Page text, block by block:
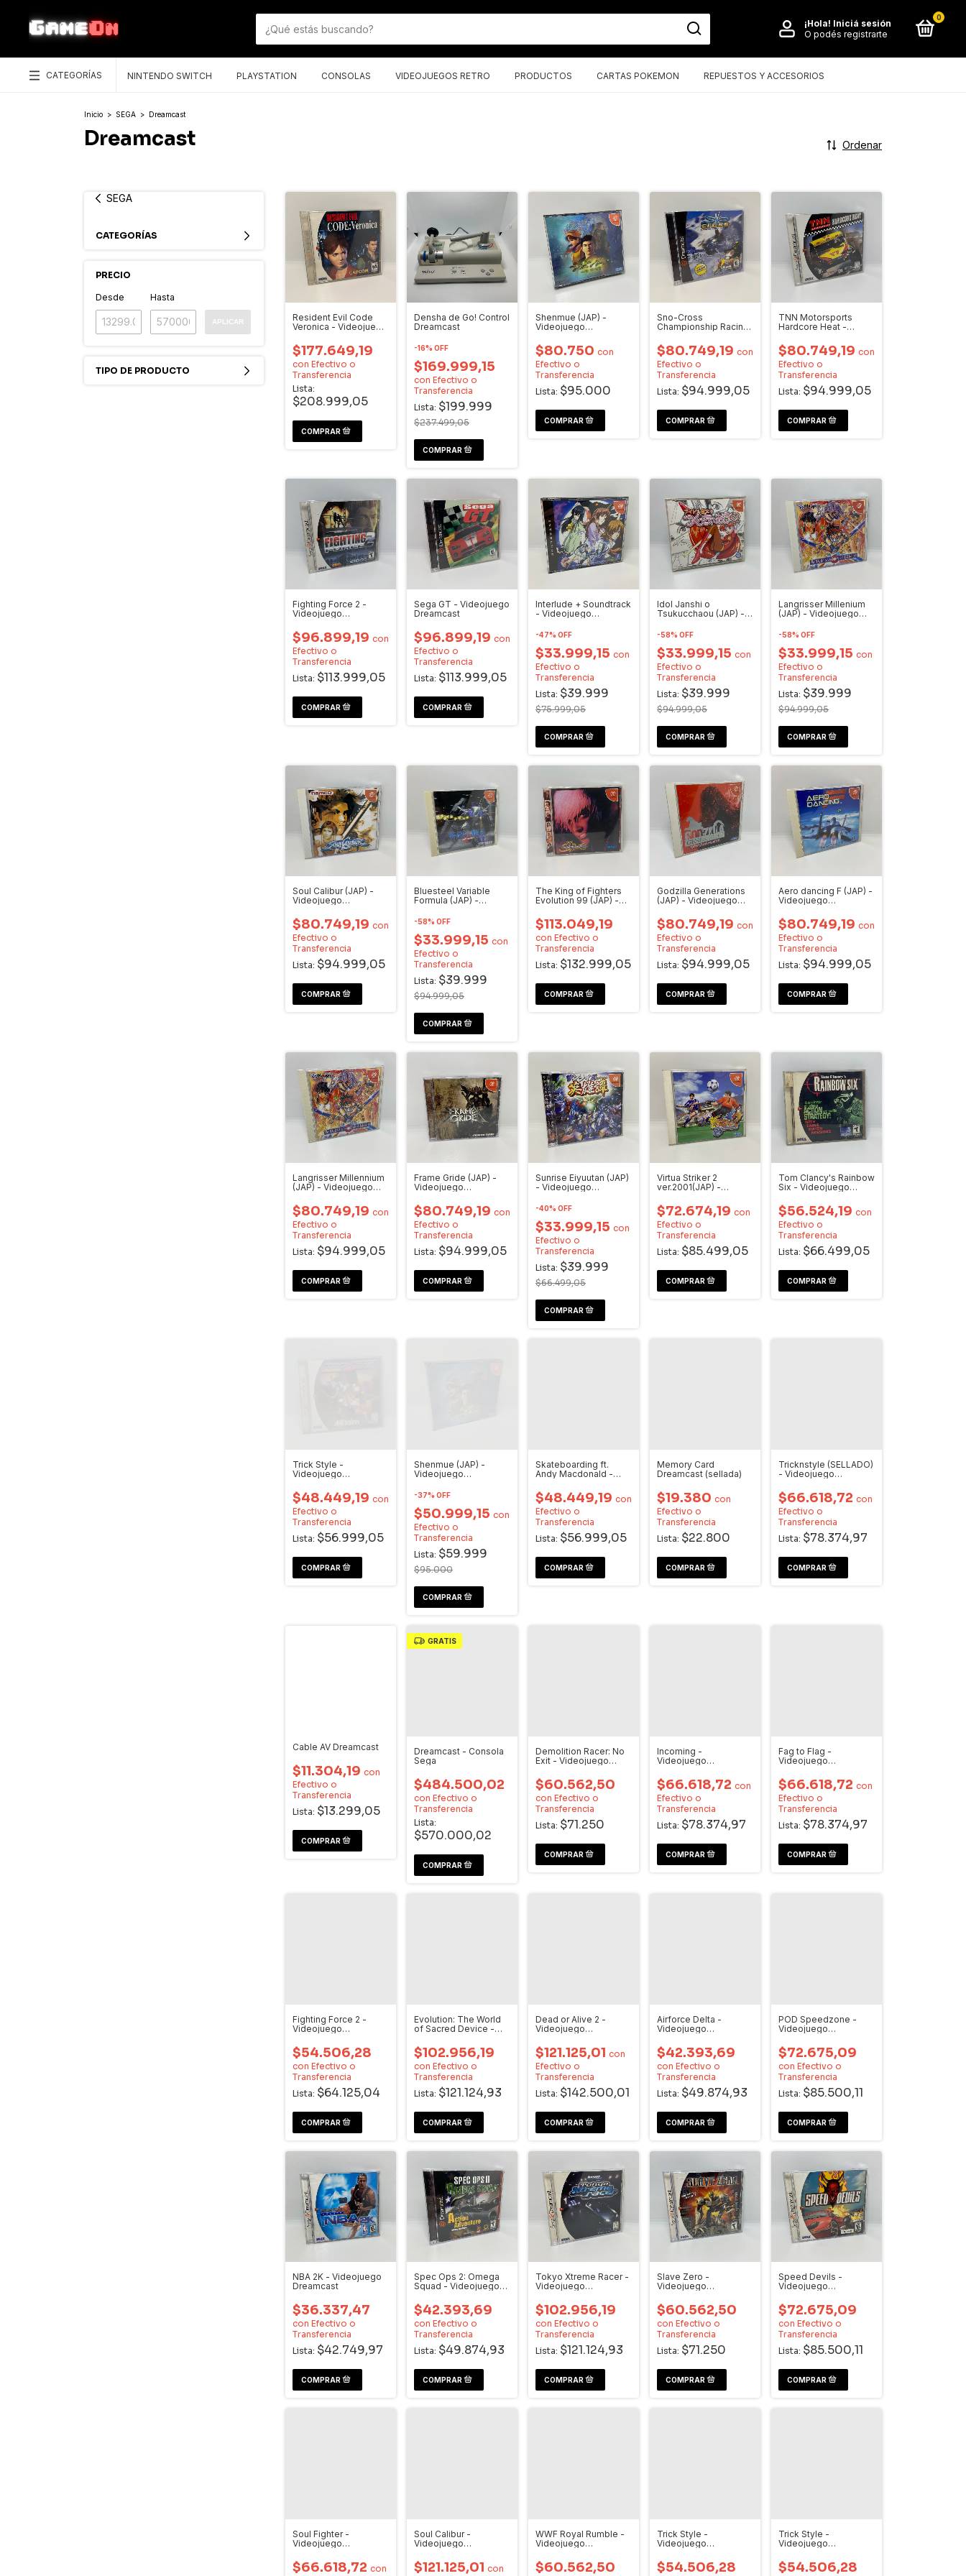
¡Hola! Iniciá sesión
O podés registrarte
0
CATEGORÍAS NINTENDO SWITCH PLAYSTATION CONSOLAS VIDEOJUEGOS RETRO PRODUCTOS CARTAS POKEMON REPUESTOS Y ACCESORIOS
Inicio > SEGA > Dreamcast
Dreamcast Ordenar
SEGA
CATEGORÍAS
PRECIO
Desde Hasta
APLICAR
TIPO DE PRODUCTO
Resident Evil Code
Veronica - Videojuego
$177.649,19
con Efectivo o
Transferencia
Lista:
$208.999,05
Densha de Go! Control
Dreamcast
-16% OFF
$169.999,15
con Efectivo o
Transferencia
Lista: $199.999
$237.499,05
Shenmue (JAP) -
Videojuego
$80.750 con
Efectivo o
Transferencia
Lista: $95.000
Sno-Cross
Championship Racing
Dreamcast
$80.749,19 con
Efectivo o
Transferencia
Lista: $94.999,05
TNN Motorsports
Hardcore Heat -
Dreamcast
$80.749,19 con
Efectivo o
Transferencia
Lista: $94.999,05
Fighting Force 2 -
Videojuego
$96.899,19 con
Efectivo o
Transferencia
Lista: $113.999,05
Sega GT - Videojuego
Dreamcast
$96.899,19 con
Efectivo o
Transferencia
Lista: $113.999,05
Interlude + Soundtrack
- Videojuego
-47% OFF
$33.999,15 con
Efectivo o
Transferencia
Lista: $39.999
$75.999,05
Idol Janshi o
Tsukucchaou (JAP) -
Dreamcast
-58% OFF
$33.999,15 con
Efectivo o
Transferencia
Lista: $39.999
$94.999,05
Langrisser Millenium
(JAP) - Videojuego
-58% OFF
$33.999,15 con
Efectivo o
Transferencia
Lista: $39.999
$94.999,05
Soul Calibur (JAP) -
Videojuego
$80.749,19 con
Efectivo o
Transferencia
Lista: $94.999,05
Bluesteel Variable
Formula (JAP) -
Dreamcast
-58% OFF
$33.999,15 con
Efectivo o
Transferencia
Lista: $39.999
$94.999,05
The King of Fighters
Evolution 99 (JAP) -
Dreamcast
$113.049,19
con Efectivo o
Transferencia
Lista: $132.999,05
Godzilla Generations
(JAP) - Videojuego
$80.749,19 con
Efectivo o
Transferencia
Lista: $94.999,05
Aero dancing F (JAP) -
Videojuego
$80.749,19 con
Efectivo o
Transferencia
Lista: $94.999,05
Langrisser Millennium
(JAP) - Videojuego
$80.749,19 con
Efectivo o
Transferencia
Lista: $94.999,05
Frame Gride (JAP) -
Videojuego
$80.749,19 con
Efectivo o
Transferencia
Lista: $94.999,05
Sunrise Eiyuutan (JAP)
- Videojuego
-40% OFF
$33.999,15 con
Efectivo o
Transferencia
Lista: $39.999
$66.499,05
Virtua Striker 2
ver.2001(JAP) -
Dreamcast
$72.674,19 con
Efectivo o
Transferencia
Lista: $85.499,05
Tom Clancy's Rainbow
Six - Videojuego
$56.524,19 con
Efectivo o
Transferencia
Lista: $66.499,05
Trick Style -
Videojuego
$48.449,19 con
Efectivo o
Transferencia
Lista: $56.999,05
Shenmue (JAP) -
Videojuego
-37% OFF
$50.999,15 con
Efectivo o
Transferencia
Lista: $59.999
$95.000
Skateboarding ft.
Andy Macdonald -
Dreamcast
$48.449,19 con
Efectivo o
Transferencia
Lista: $56.999,05
Memory Card
Dreamcast (sellada)
$19.380 con
Efectivo o
Transferencia
Lista: $22.800
Tricknstyle (SELLADO)
- Videojuego
$66.618,72 con
Efectivo o
Transferencia
Lista: $78.374,97
Cable AV Dreamcast
$11.304,19 con
Efectivo o
Transferencia
Lista: $13.299,05
GRATIS
Dreamcast - Consola
Sega
$484.500,02
con Efectivo o
Transferencia
Lista:
$570.000,02
Demolition Racer: No
Exit - Videojuego
$60.562,50
con Efectivo o
Transferencia
Lista: $71.250
Incoming -
Videojuego
$66.618,72 con
Efectivo o
Transferencia
Lista: $78.374,97
Fag to Flag -
Videojuego
$66.618,72 con
Efectivo o
Transferencia
Lista: $78.374,97
Fighting Force 2 -
Videojuego
$54.506,28
con Efectivo o
Transferencia
Lista: $64.125,04
Evolution: The World
of Sacred Device -
Dreamcast
$102.956,19
con Efectivo o
Transferencia
Lista: $121.124,93
Dead or Alive 2 -
Videojuego
$121.125,01 con
Efectivo o
Transferencia
Lista: $142.500,01
Airforce Delta -
Videojuego
$42.393,69
con Efectivo o
Transferencia
Lista: $49.874,93
POD Speedzone -
Videojuego
$72.675,09
con Efectivo o
Transferencia
Lista: $85.500,11
NBA 2K - Videojuego
Dreamcast
$36.337,47
con Efectivo o
Transferencia
Lista: $42.749,97
Spec Ops 2: Omega
Squad - Videojuego
$42.393,69
con Efectivo o
Transferencia
Lista: $49.874,93
Tokyo Xtreme Racer -
Videojuego
$102.956,19
con Efectivo o
Transferencia
Lista: $121.124,93
Slave Zero -
Videojuego
$60.562,50
con Efectivo o
Transferencia
Lista: $71.250
Speed Devils -
Videojuego
$72.675,09
con Efectivo o
Transferencia
Lista: $85.500,11
Soul Fighter -
Videojuego
$66.618,72 con
Soul Calibur -
Videojuego
$121.125,01 con
WWF Royal Rumble -
Videojuego
$60.562,50
Trick Style -
Videojuego
$54.506,28
Trick Style -
Videojuego
$54.506,28